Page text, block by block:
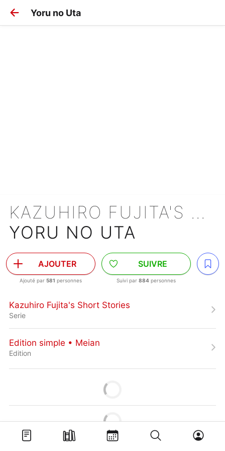
Yoru no Uta
KAZUHIRO FUJITA'S SHORT STORIES
YORU NO UTA
AJOUTER
Ajouté par 581 personnes
SUIVRE
Suivi par 884 personnes
Kazuhiro Fujita's Short Stories
Serie
Edition simple • Meian
Edition